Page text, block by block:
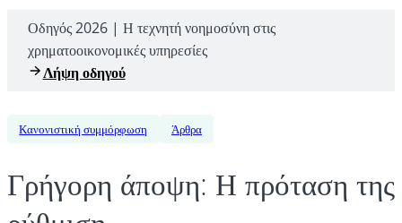
Οδηγός 2026 | Η τεχνητή νοημοσύνη στις
χρηματοοικονομικές υπηρεσίες
Λήψη οδηγού
Κανονιστική συμμόρφωση Άρθρα
Γρήγορη άποψη: Η πρόταση της